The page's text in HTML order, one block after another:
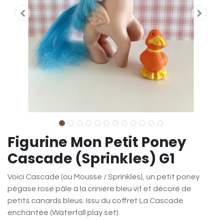
Figurine Mon Petit Poney
Cascade (Sprinkles) G1
Voici Cascade (ou Mousse / Sprinkles), un petit poney
pégase rose pâle à la crinière bleu vif et décoré de
petits canards bleus. Issu du coffret La Cascade
enchantée (Waterfall play set).